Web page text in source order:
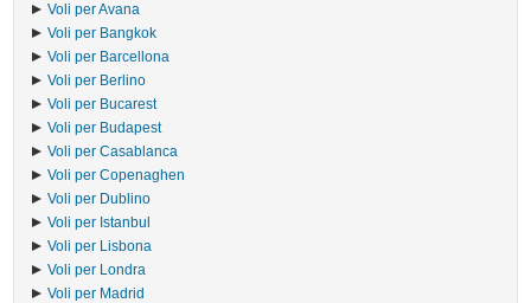
Voli per Avana
Voli per Bangkok
Voli per Barcellona
Voli per Berlino
Voli per Bucarest
Voli per Budapest
Voli per Casablanca
Voli per Copenaghen
Voli per Dublino
Voli per Istanbul
Voli per Lisbona
Voli per Londra
Voli per Madrid